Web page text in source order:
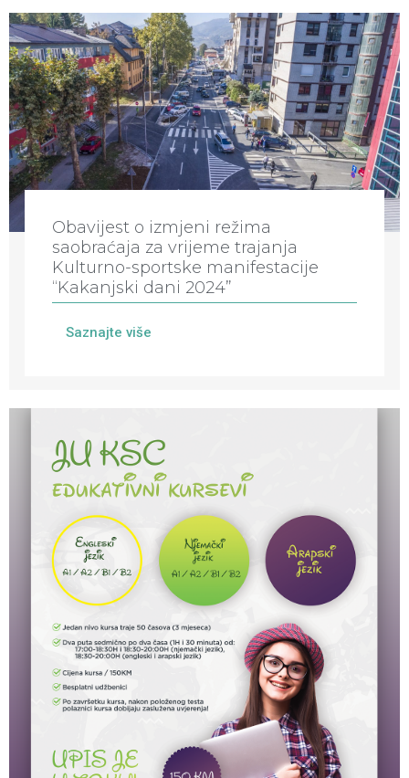
Obavijest o izmjeni režima
saobraćaja za vrijeme trajanja
Kulturno-sportske manifestacije
“Kakanjski dani 2024”
Saznajte više